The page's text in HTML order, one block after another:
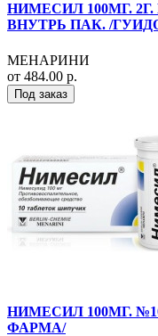
НИМЕСИЛ 100МГ.
ВНУТРЬ ПАК. /
МЕНАРИНИ
от 484.00 р.
Под заказ
НИМЕСИЛ 100МГ.
ФАРМА/